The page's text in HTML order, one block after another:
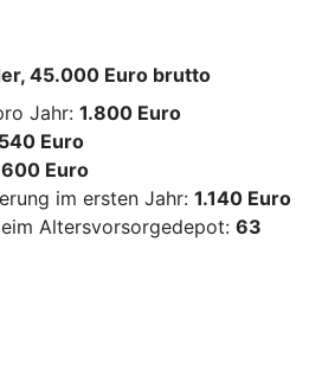
45.000 Euro brutto
Jahr: 1.800 Euro
540 Euro
600 Euro
im ersten Jahr: 1.140 Euro
Altersvorsorgedepot: 63